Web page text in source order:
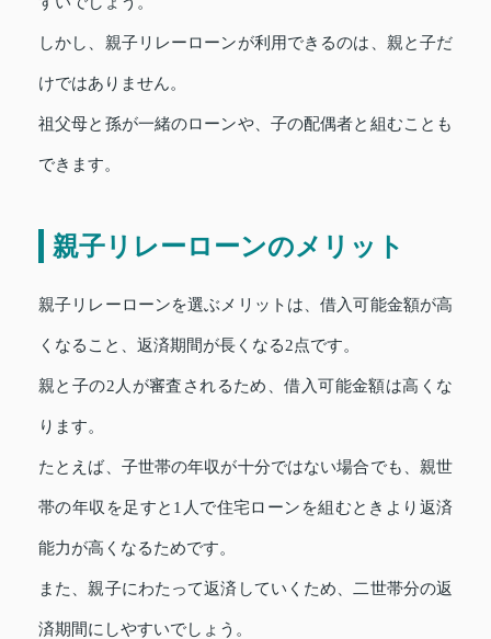
しかし、親子リレーローンが利用できるのは、親と子だ
けではありません。
祖父母と孫が一緒のローンや、子の配偶者と組むことも
できます。
親子リレーローンのメリット
親子リレーローンを選ぶメリットは、借入可能金額が高
くなること、返済期間が長くなる2点です。
親と子の2人が審査されるため、借入可能金額は高くな
ります。
たとえば、子世帯の年収が十分ではない場合でも、親世
帯の年収を足すと1人で住宅ローンを組むときより返済
能力が高くなるためです。
また、親子にわたって返済していくため、二世帯分の返
済期間にしやすいでしょう。